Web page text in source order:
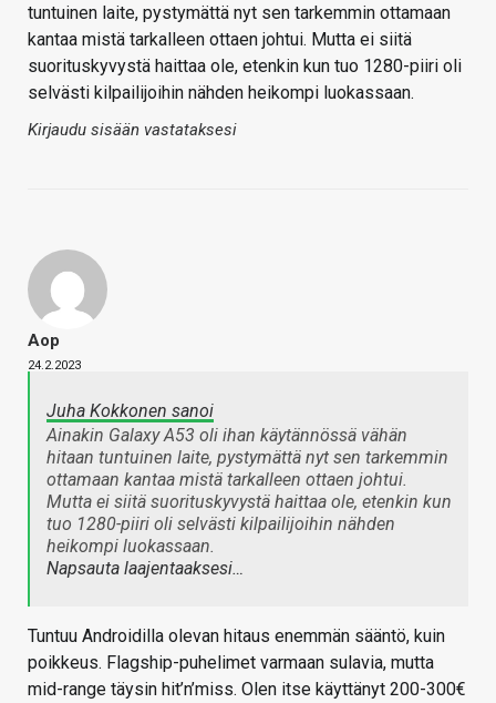
tuntuinen laite, pystymättä nyt sen tarkemmin ottamaan
kantaa mistä tarkalleen ottaen johtui. Mutta ei siitä
suorituskyvystä haittaa ole, etenkin kun tuo 1280-piiri oli
selvästi kilpailijoihin nähden heikompi luokassaan.
Kirjaudu sisään vastataksesi
Aop
24.2.2023
Juha Kokkonen sanoi
Ainakin Galaxy A53 oli ihan käytännössä vähän
hitaan tuntuinen laite, pystymättä nyt sen tarkemmin
ottamaan kantaa mistä tarkalleen ottaen johtui.
Mutta ei siitä suorituskyvystä haittaa ole, etenkin kun
tuo 1280-piiri oli selvästi kilpailijoihin nähden
heikompi luokassaan.
Napsauta laajentaaksesi…
Tuntuu Androidilla olevan hitaus enemmän sääntö, kuin
poikkeus. Flagship-puhelimet varmaan sulavia, mutta
mid-range täysin hit’n’miss. Olen itse käyttänyt 200-300€